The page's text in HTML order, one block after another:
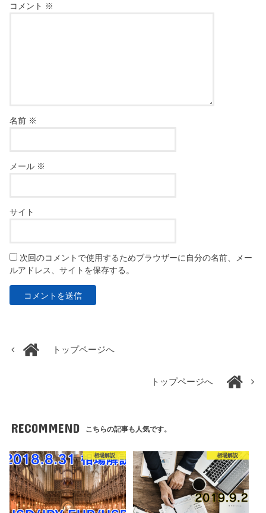
コメント ※
名前 ※
メール ※
サイト
次回のコメントで使用するためブラウザーに自分の名前、メー
ルアドレス、サイトを保存する。
トップページへ
トップページへ
RECOMMEND こちらの記事も人気です。
相場解説 相場解説